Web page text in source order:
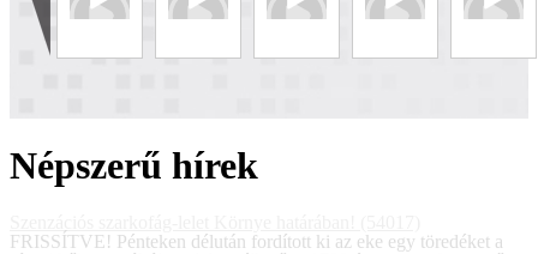
Népszerű hírek
FRISSÍTVE! Pénteken délután fordított ki az eke egy töredéket a